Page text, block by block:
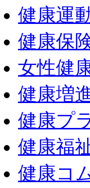
健康運
健康保
女性健
健康増
健康プ
健康福
健康コ